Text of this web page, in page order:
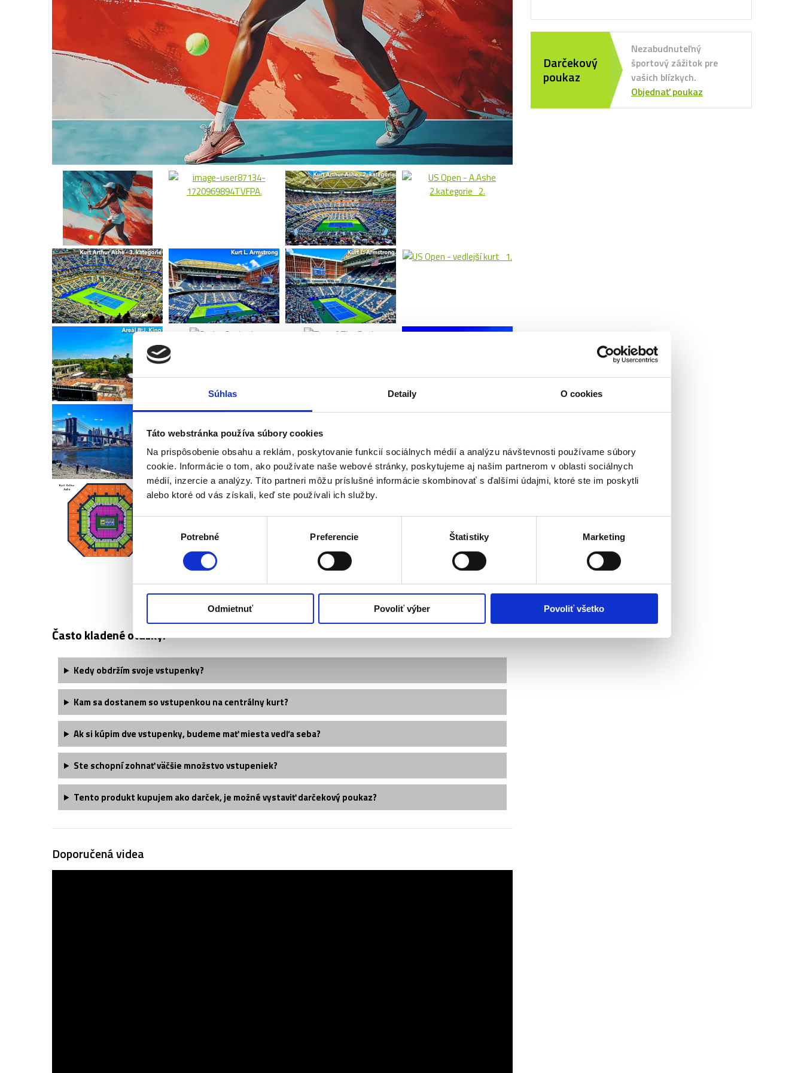
Súhlas Detaily O cookies
Táto webstránka používa súbory cookies
Na prispôsobenie obsahu a reklám, poskytovanie funkcií sociálnych médií a analýzu návštevnosti používame súbory
cookie. Informácie o tom, ako používate naše webové stránky, poskytujeme aj našim partnerom v oblasti sociálnych
médií, inzercie a analýzy. Títo partneri môžu príslušné informácie skombinovať s ďalšími údajmi, ktoré ste im poskytli
alebo ktoré od vás získali, keď ste používali ich služby.
súhlasu
Potrebné Preferencie Štatistiky Marketing
Odmietnuť Povoliť výber Povoliť všetko
Hamburger SV
Werder Bremen
DFB Pokal
Superpohár
FC Bruggy
KAA Gent
Royal Antwerpy
Cercle Bruggy
Standard Liège
Ajax Amsterdam
Feyenoord
PSV Eindhoven
FC Volendam
Aberdeen FC
Celtic FC
Rangers FC
Heart of Midlothian FC
US OPEN - GRAND SLAM
Často kladené otázky:
Kedy obdržím svoje vstupenky?
Kam sa dostanem so vstupenkou na centrálny kurt?
Ak si kúpim dve vstupenky, budeme mať miesta vedľa seba?
Ste schopní zohnať väčšie množstvo vstupeniek?
Tento produkt kupujem ako darček, je možné vystaviť darčekový poukaz?
Doporučená videa
Darčekový
poukaz
Nezabudnuteľný
športový zážitok pre
vašich blízkych.
Objednať poukaz